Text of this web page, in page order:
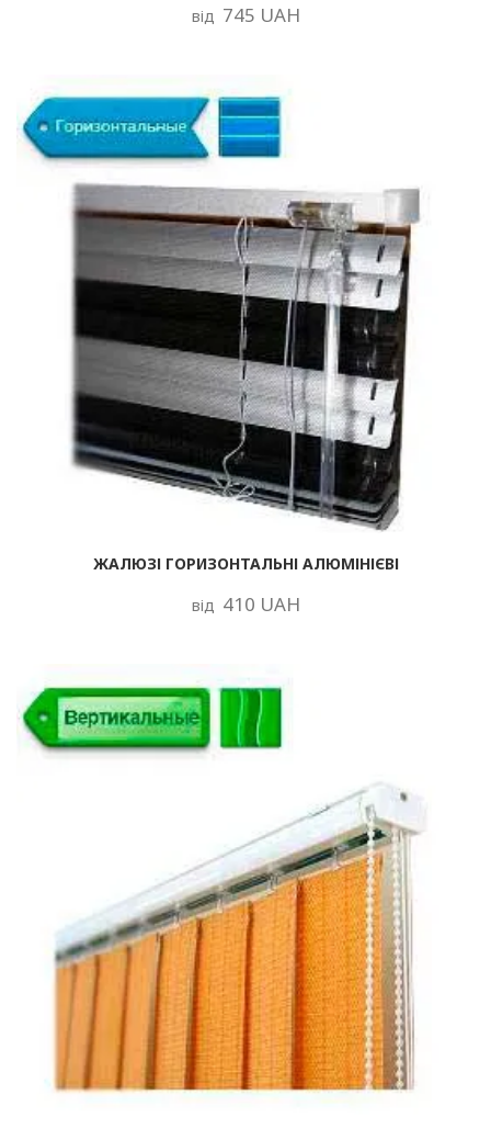
від 745 UAH
ЖАЛЮЗІ ГОРИЗОНТАЛЬНІ АЛЮМІНІЄВІ
від 410 UAH